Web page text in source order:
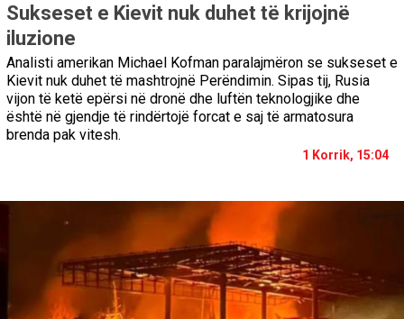
Sukseset e Kievit nuk duhet të krijojnë
iluzione
Analisti amerikan Michael Kofman paralajmëron se sukseset e
Kievit nuk duhet të mashtrojnë Perëndimin. Sipas tij, Rusia
vijon të ketë epërsi në dronë dhe luftën teknologjike dhe
është në gjendje të rindërtojë forcat e saj të armatosura
brenda pak vitesh.
1 Korrik, 15:04